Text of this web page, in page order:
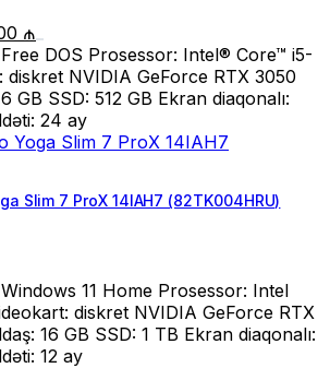
₼.
₼
price
is:
1.984,00 ₼.
DOS Prosessor: Intel® Core™ i5-
diskret NVIDIA GeForce RTX 3050
GB SSD: 512 GB Ekran diaqonalı:
24 ay
Slim 7 ProX 14IAH7 (82TK004HRU)
11 Home Prosessor: Intel
diskret NVIDIA GeForce RTX
16 GB SSD: 1 TB Ekran diaqonalı:
12 ay